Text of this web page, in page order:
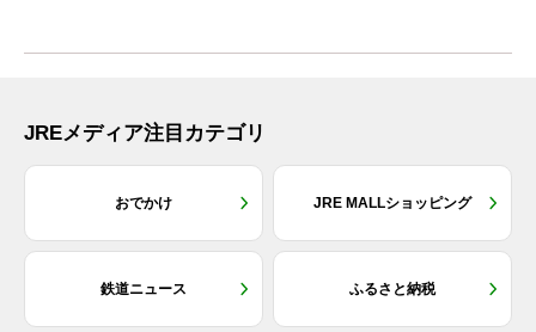
JREメディア注目カテゴリ
おでかけ JRE MALLショッピング
鉄道ニュース ふるさと納税